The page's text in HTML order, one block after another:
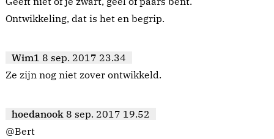
Ontwikkeling, dat is het en begrip.
Wim1 8 sep. 2017 23.34
Ze zijn nog niet zover ontwikkeld.
hoedanook 8 sep. 2017 19.52
@Bert